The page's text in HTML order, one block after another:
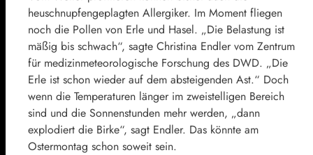
heuschnupfengeplagten Allergiker. Im Moment fliegen
noch die Pollen von Erle und Hasel. „Die Belastung ist
mäßig bis schwach“, sagte Christina Endler vom Zentrum
für medizinmeteorologische Forschung des DWD. „Die
Erle ist schon wieder auf dem absteigenden Ast.“ Doch
wenn die Temperaturen länger im zweistelligen Bereich
sind und die Sonnenstunden mehr werden, „dann
explodiert die Birke“, sagt Endler. Das könnte am
Ostermontag schon soweit sein.